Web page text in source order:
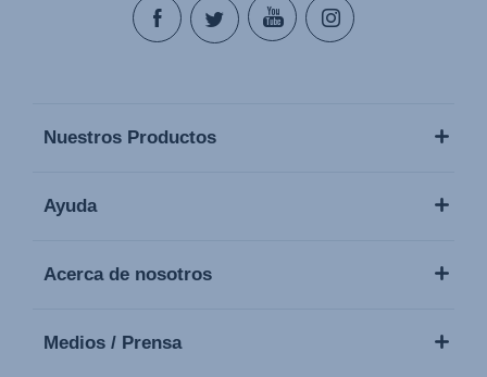
Nuestros Productos
Ayuda
Acerca de nosotros
Medios / Prensa